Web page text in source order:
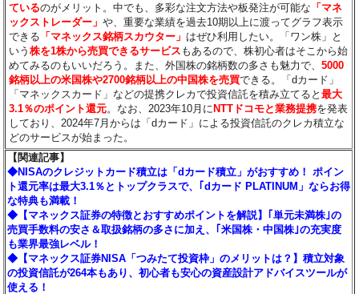
ているのがメリット。中でも、多彩な注文方法や板発注が可能な 「マネ
ックストレーダー」や、重要な業績を過去10期以上に渡ってグラフ表示
できる 「マネックス銘柄スカウター」 はぜひ利用したい。「ワン株」と
いう株を1株から売買できるサービス もあるので、株初心者はそこから始
めてみるのもいいだろう。また、外国株の銘柄数の多さも魅力で、5000
銘柄以上の米国株や2700銘柄以上の中国株を売買できる。「dカード」
「マネックスカード」などの提携クレカで投資信託を積み立てると最大
3.1％のポイント還元。なお、2023年10月に NTTドコモと業務提携を発表
しており、2024年7月からは「dカード」による投資信託のクレカ積立な
どのサービスが始まった。
【関連記事】
◆NISAのクレジットカード積立は「dカード積立」がおすすめ！ ポイン
ト還元率は最大3.1％とトップクラスで、｢dカード PLATINUM」ならお得
な特典も満載！
◆【マネックス証券の特徴とおすすめポイントを解説】｢単元未満株｣の
売買手数料の安さ＆取扱銘柄の多さに加え、｢米国株・中国株｣の充実度
も業界最強レベル！
◆【マネックス証券NISA「つみたて投資枠」のメリットは？】積立対象
の投資信託が264本もあり、初心者も安心の資産設計アドバイスツールが
使える！